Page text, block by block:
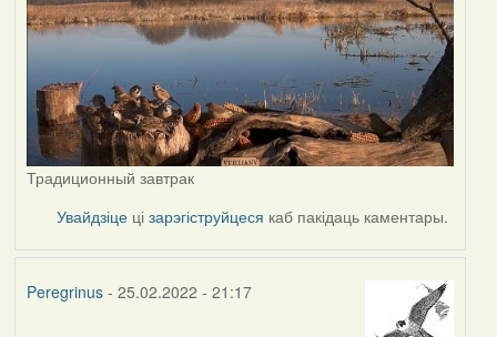
Традиционный завтрак
Увайдзіце цізарэгіструйцеся каб пакідаць каментары.
Peregrinus- 25.02.2022 - 21:17